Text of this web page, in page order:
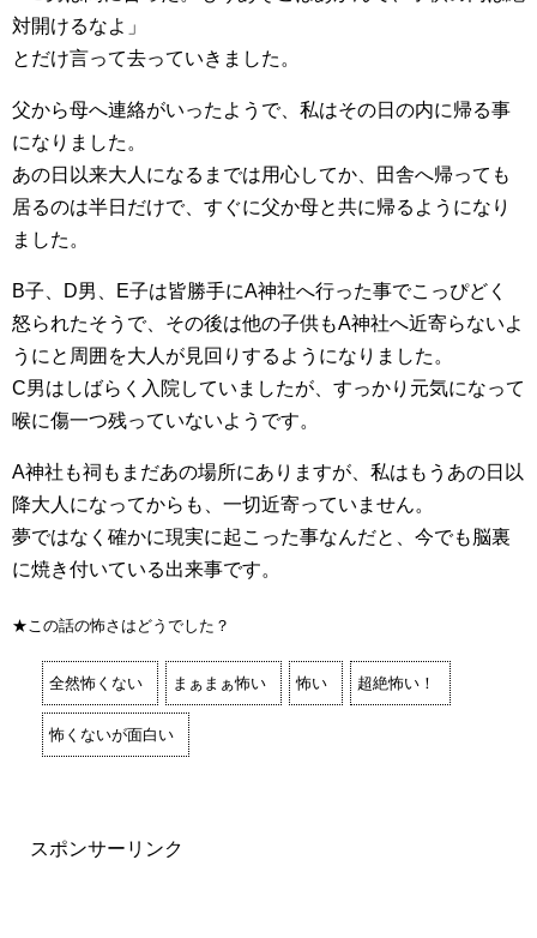
対開けるなよ」
とだけ言って去っていきました。
父から母へ連絡がいったようで、私はその日の内に帰る事
になりました。
あの日以来大人になるまでは用心してか、田舎へ帰っても
居るのは半日だけで、すぐに父か母と共に帰るようになり
ました。
B子、D男、E子は皆勝手にA神社へ行った事でこっぴどく
怒られたそうで、その後は他の子供もA神社へ近寄らないよ
うにと周囲を大人が見回りするようになりました。
C男はしばらく入院していましたが、すっかり元気になって
喉に傷一つ残っていないようです。
A神社も祠もまだあの場所にありますが、私はもうあの日以
降大人になってからも、一切近寄っていません。
夢ではなく確かに現実に起こった事なんだと、今でも脳裏
に焼き付いている出来事です。
★この話の怖さはどうでした？
全然怖くない まぁまぁ怖い 怖い 超絶怖い！
怖くないが面白い
スポンサーリンク